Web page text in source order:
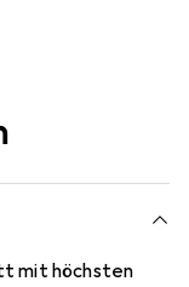
mit höchsten